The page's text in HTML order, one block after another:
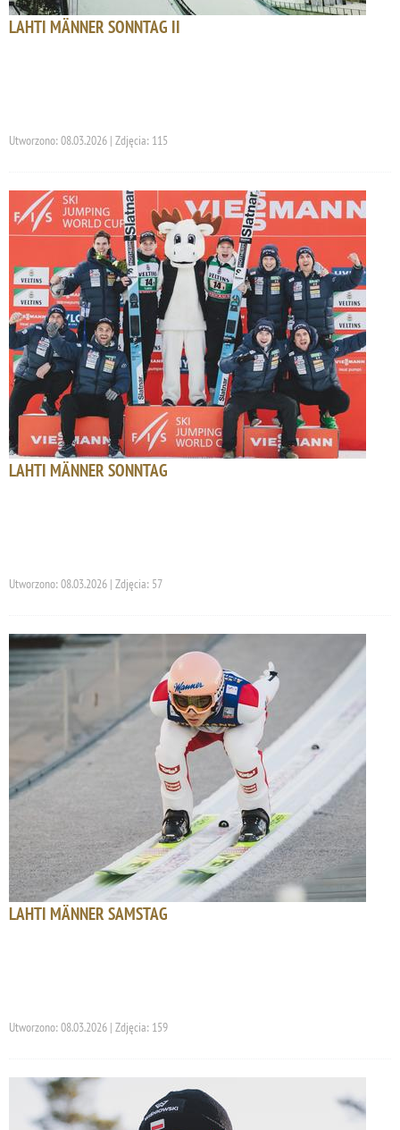
LAHTI MÄNNER SONNTAG II
Utworzono: 08.03.2026 | Zdjęcia: 115
LAHTI MÄNNER SONNTAG
Utworzono: 08.03.2026 | Zdjęcia: 57
LAHTI MÄNNER SAMSTAG
Utworzono: 08.03.2026 | Zdjęcia: 159